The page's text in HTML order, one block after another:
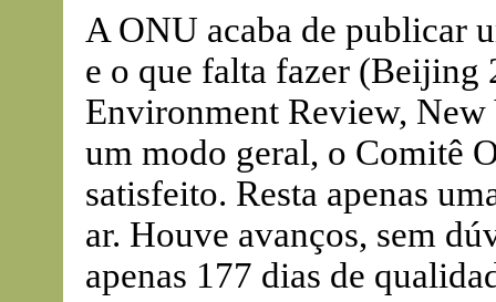
A ONU acaba de publicar
e o que falta fazer
Environment Review,
um modo geral, o Comitê
satisfeito. Resta apenas
ar. Houve avanços, sem
apenas 177 dias de